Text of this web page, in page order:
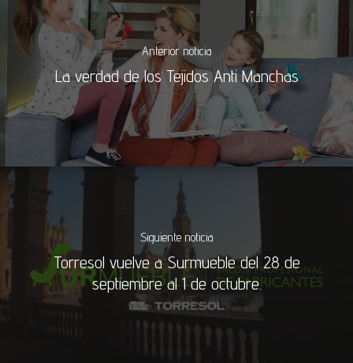
Anterior noticia
La verdad de los Tejidos Anti Manchas
Siguiente noticia
Torresol vuelve a Surmueble del 28 de
septiembre al 1 de octubre.